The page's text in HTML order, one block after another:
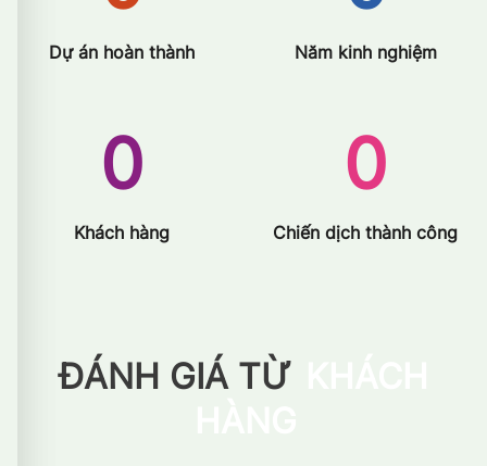
Dự án hoàn thành Năm kinh nghiệm
0
Khách hàng
0
Chiến dịch thành công
ĐÁNH GIÁ TỪ